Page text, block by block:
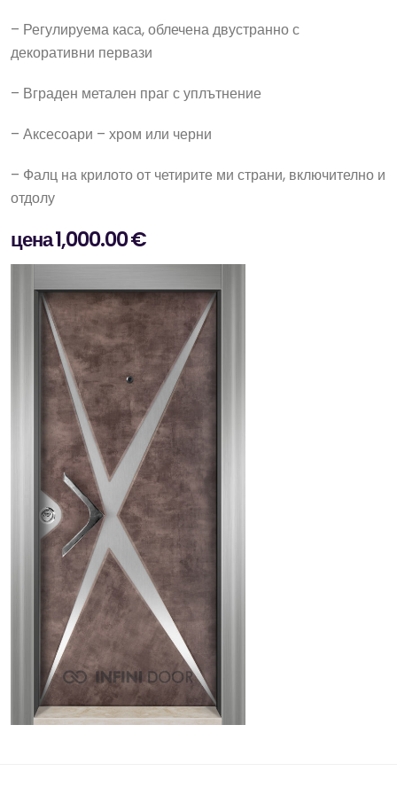
– Регулируема каса, облечена двустранно с
декоративни первази
– Вграден метален праг с уплътнение
– Аксесоари – хром или черни
– Фалц на крилото от четирите ми страни, включително и
отдолу
цена 1,000.00 €